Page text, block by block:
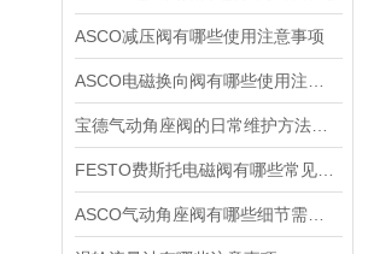
ASCO减压阀有哪些使用注意事项